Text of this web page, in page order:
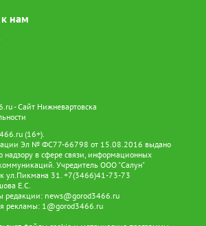
нам
- Сайт Нижневартовска
(16+).
Эл № ФС77-66798 от 15.08.2016 выдано
надзору в сфере связи, информационных
Учредитель ООО "Салун"
ул.Пикмана 31. +7(3466)41-73-73
Е.С.
редакции: news@gorod3466.ru
рекламы: 1@gorod3466.ru